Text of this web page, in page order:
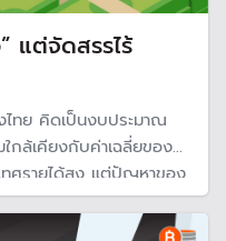
แต่จัดสรรไร้
ไทย คิดเป็นงบประมาณ
กล้เคียงกับค่าเฉลี่ยของ
ทศรายได้สูง แต่ปัญหาของ
และจะทำไม่ได้หากไม่มี